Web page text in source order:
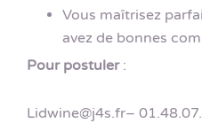
Vous maîtrisez
avez de bonnes
Pour postuler:
Lidwine@j4s.fr–